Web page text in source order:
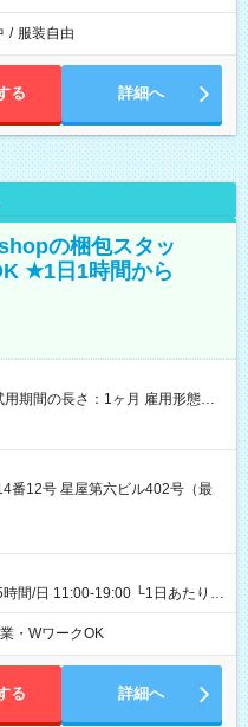
/ 服装自由
る 詳細へ
の梱包スタッ
★1日1時間から
用期間の長さ：1ヶ月 雇用形態、
番12号 星屋第六ビル402号（最
間/日 11:00-19:00 └1日あたりの
帯内であれば、いつでも勤務可
好きな曜日でご勤務いただけま
な働き方が可能なお仕事です！
・WワークOK
る 詳細へ